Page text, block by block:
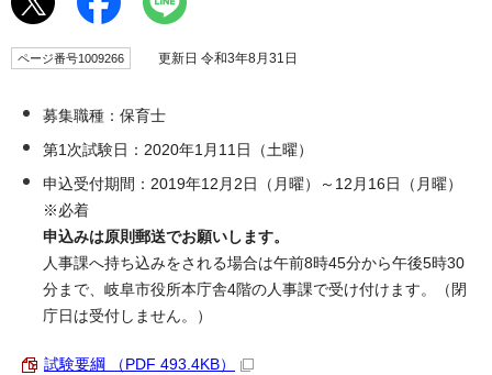
ページ番号1009266 更新日 令和3年8月31日
募集職種：保育士
第1次試験日：2020年1月11日（土曜）
申込受付期間：2019年12月2日（月曜）～12月16日（月曜）
※必着
申込みは原則郵送でお願いします。
人事課へ持ち込みをされる場合は午前8時45分から午後5時30
分まで、岐阜市役所本庁舎4階の人事課で受け付けます。（閉
庁日は受付しません。）
試験要綱 （PDF 493.4KB）